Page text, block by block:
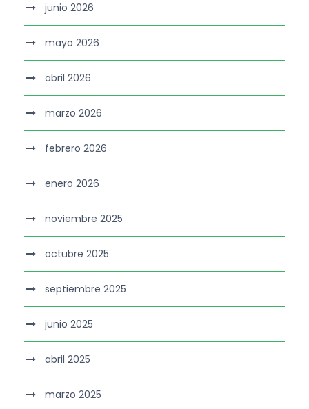
junio 2026
mayo 2026
abril 2026
marzo 2026
febrero 2026
enero 2026
noviembre 2025
octubre 2025
septiembre 2025
junio 2025
abril 2025
marzo 2025